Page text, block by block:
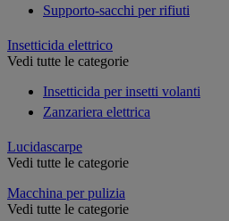
Supporto-sacchi per rifiuti
Insetticida elettrico
Vedi tutte le categorie
Insetticida per insetti volanti
Zanzariera elettrica
Lucidascarpe
Vedi tutte le categorie
Macchina per pulizia
Vedi tutte le categorie